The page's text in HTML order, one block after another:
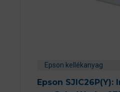
Epson kellékanyag
Epson